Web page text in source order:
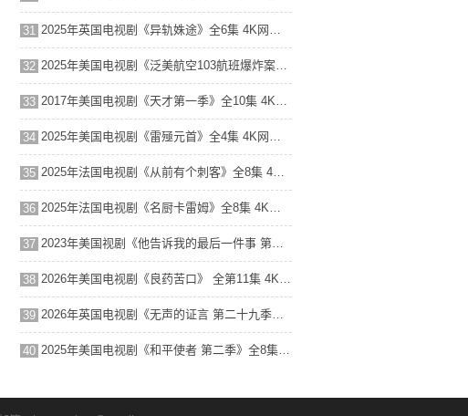
31 2025年英国电视剧《异轨姝途》全6集 4K网盘迅雷下载
32 2025年美国电视剧《泛美航空103航班爆炸案》全6集 4K网盘迅雷下载
33 2017年美国电视剧《天才第一季》全10集 4K网盘迅雷下载
34 2025年美国电视剧《雷殛元首》全4集 4K网盘迅雷下载
35 2025年法国电视剧《从前有个刺客》全8集 4K网盘迅雷下载
36 2025年法国电视剧《名厨卡雷姆》全8集 4K网盘迅雷下载
37 2023年美国视剧《他告诉我的最后一件事 第一季》全7集 4K网盘迅雷下载
38 2026年美国电视剧《良药苦口》 全第11集 4K网盘迅雷下载
39 2026年英国电视剧《无声的证言 第二十九季》连载至09 4K网盘迅雷下载
40 2025年美国电视剧《和平使者 第二季》全8集 4K网盘迅雷下载